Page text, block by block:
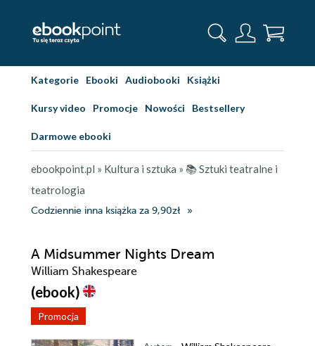
Kategorie Ebooki Audiobooki Książki
Kursy video Promocje Nowości Bestsellery
Darmowe ebooki
ebookpoint.pl » Kultura i sztuka » 📚 Sztuki teatralne i
teatrologia
Codziennie inna książka za 9,90zł
A Midsummer Nights Dream
William Shakespeare
(ebook)
Promocja